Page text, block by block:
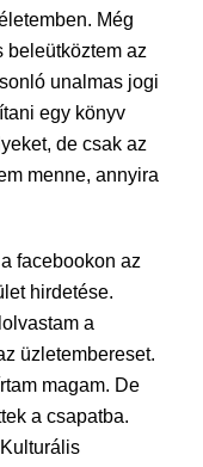
Még
beleütköztem az
unalmas jogi
egy könyv
de csak az
menne, annyira
facebookon az
hirdetése.
a
üzletembereset.
magam. De
a csapatba.